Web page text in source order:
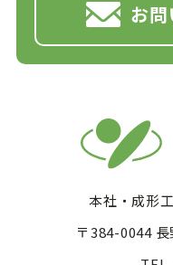
お
本社・成形
〒384-0044